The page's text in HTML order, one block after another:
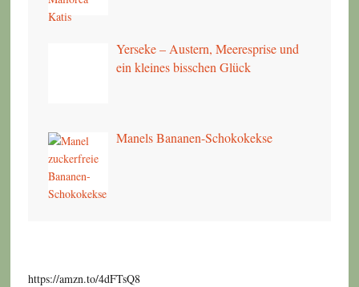
Yerseke – Austern, Meeresprise und
ein kleines bisschen Glück
Manels Bananen-Schokokekse
https://amzn.to/4dFTsQ8